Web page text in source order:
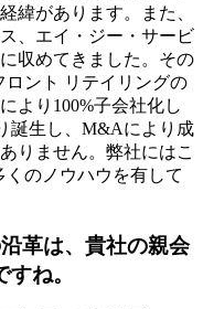
緯があります。また、
、エイ・ジー・サービ
収めてきました。その
ロント リテイリングの
より100%子会社化し
誕生し、M&Aにより成
りません。弊社にはこ
のノウハウを有して
革は、貴社の親会
ね。